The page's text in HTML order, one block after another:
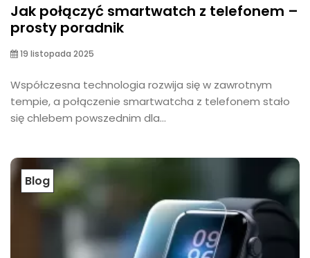
Jak połączyć smartwatch z telefonem –
prosty poradnik
19 listopada 2025
Współczesna technologia rozwija się w zawrotnym
tempie, a połączenie smartwatcha z telefonem stało
się chlebem powszednim dla...
Blog